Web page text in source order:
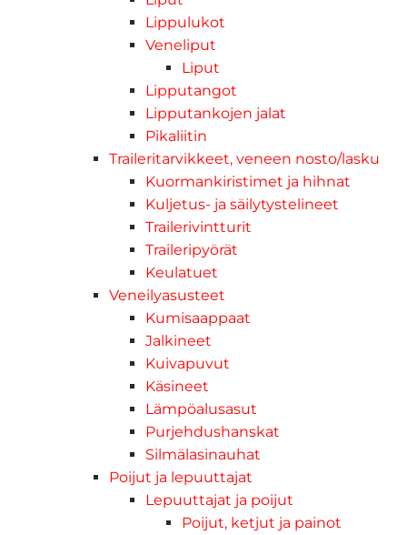
Lippulukot
Veneliput
Liput
Lipputangot
Lipputankojen jalat
Pikaliitin
Traileritarvikkeet, veneen nosto/lasku
Kuormankiristimet ja hihnat
Kuljetus- ja säilytystelineet
Trailerivintturit
Traileripyörät
Keulatuet
Veneilyasusteet
Kumisaappaat
Jalkineet
Kuivapuvut
Käsineet
Lämpöalusasut
Purjehdushanskat
Silmälasinauhat
Poijut ja lepuuttajat
Lepuuttajat ja poijut
Poijut, ketjut ja painot